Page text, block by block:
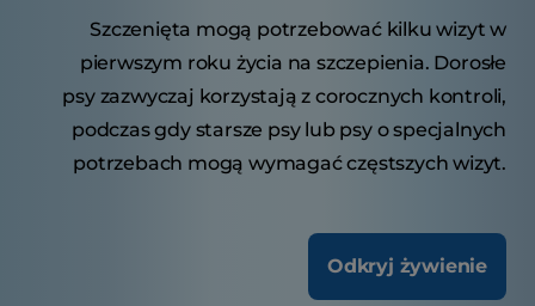
Szczenięta mogą potrzebować kilku wizyt w
pierwszym roku życia na szczepienia. Dorosłe
psy zazwyczaj korzystają z corocznych kontroli,
podczas gdy starsze psy lub psy o specjalnych
potrzebach mogą wymagać częstszych wizyt.
Odkryj żywienie